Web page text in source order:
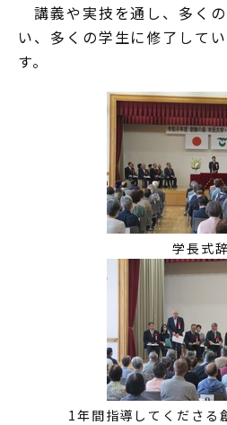
講義や実技を通し、多く
い、多くの学生に修了して
す。
学長式辞
1年間指導してくださる